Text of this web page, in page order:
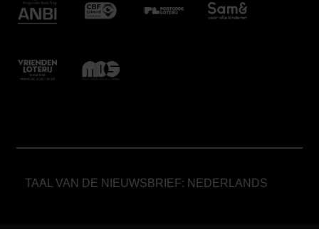
TAAL VAN DE NIEUWSBRIEF: NEDERLANDS